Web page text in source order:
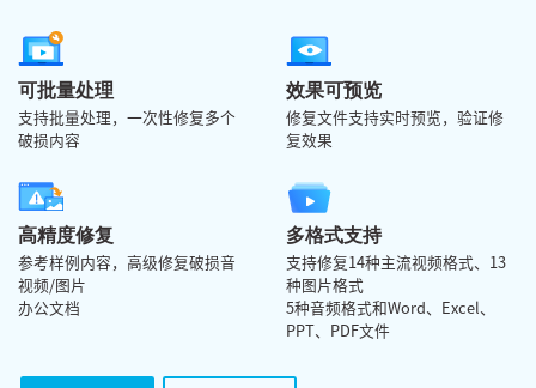
可批量处理
支持批量处理，一次性修复多个
破损内容
效果可预览
修复文件支持实时预览，验证修
复效果
高精度修复
参考样例内容，高级修复破损音
视频/图片
办公文档
多格式支持
支持修复14种主流视频格式、13
种图片格式
5种音频格式和Word、Excel、
PPT、PDF文件